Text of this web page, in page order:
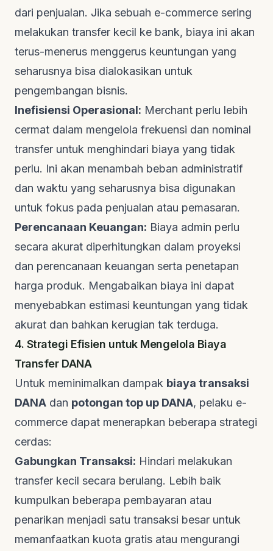
dari penjualan. Jika sebuah e-commerce sering
melakukan transfer kecil ke bank, biaya ini akan
terus-menerus menggerus keuntungan yang
seharusnya bisa dialokasikan untuk
pengembangan bisnis.
Inefisiensi Operasional: Merchant perlu lebih
cermat dalam mengelola frekuensi dan nominal
transfer untuk menghindari biaya yang tidak
perlu. Ini akan menambah beban administratif
dan waktu yang seharusnya bisa digunakan
untuk fokus pada penjualan atau pemasaran.
Perencanaan Keuangan: Biaya admin perlu
secara akurat diperhitungkan dalam proyeksi
dan perencanaan keuangan serta penetapan
harga produk. Mengabaikan biaya ini dapat
menyebabkan estimasi keuntungan yang tidak
akurat dan bahkan kerugian tak terduga.
4. Strategi Efisien untuk Mengelola Biaya
Transfer DANA
Untuk meminimalkan dampak biaya transaksi
DANA dan potongan top up DANA, pelaku e-
commerce dapat menerapkan beberapa strategi
cerdas:
Gabungkan Transaksi: Hindari melakukan
transfer kecil secara berulang. Lebih baik
kumpulkan beberapa pembayaran atau
penarikan menjadi satu transaksi besar untuk
memanfaatkan kuota gratis atau mengurangi